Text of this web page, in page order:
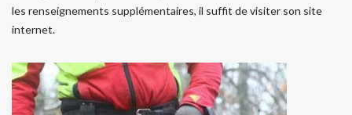
les renseignements supplémentaires, il suffit de visiter son site
internet.